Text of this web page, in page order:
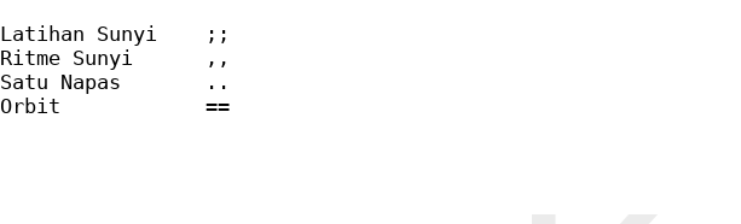
Latihan Sunyi    ;;
Ritme Sunyi      ,,
Satu Napas       ..
Orbit            ==